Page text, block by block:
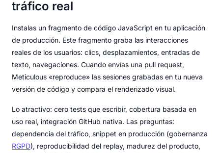
tráfico real
Instalas un fragmento de código JavaScript en tu aplicación
de producción. Este fragmento graba las interacciones
reales de los usuarios: clics, desplazamientos, entradas de
texto, navegaciones. Cuando envías una pull request,
Meticulous «reproduce» las sesiones grabadas en tu nueva
versión de código y compara el renderizado visual.
Lo atractivo: cero tests que escribir, cobertura basada en
uso real, integración GitHub nativa. Las preguntas:
dependencia del tráfico, snippet en producción (gobernanza
RGPD), reproducibilidad del replay, madurez del producto,